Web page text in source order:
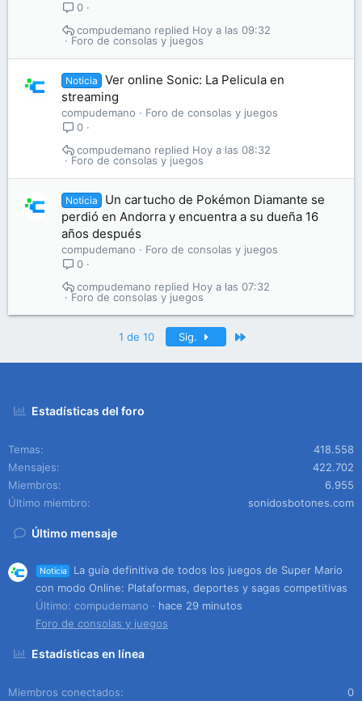
0
Foro de consolas y juegos
Hoy a las 09:32
compudemano
Noticia
Ver online Sonic: La Pelicula en
streaming
compudemano
Foro de consolas y juegos
0
Foro de consolas y juegos
Hoy a las 08:32
compudemano
Noticia
Un cartucho de Pokémon Diamante se
perdió en Andorra y encuentra a su dueña 16
años después
compudemano
Foro de consolas y juegos
0
Foro de consolas y juegos
Hoy a las 07:32
compudemano
1 de 10 Sig.
Estadísticas del foro
Temas
418.558
Mensajes
422.702
Miembros
6.955
Último miembro
sonidosbotones.com
Último mensaje
Noticia
La guía definitiva de todos los juegos de Super Mario
con modo Online: Plataformas, deportes y sagas competitivas
Último: compudemano
hace 29 minutos
Foro de consolas y juegos
Estadísticas en línea
Miembros conectados 0